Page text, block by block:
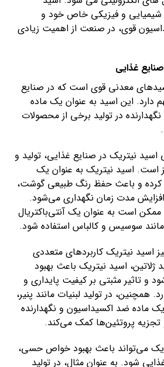
شیمیایی و فیزیکی خاص خود و
قوی، در صنعت از اهمیت زیادی
غذایی
معدنی قوی است که در صنایع
دارد. این اسید به عنوان یک ماده
در تولید برخی از محصولات
اسید نیتریک در صنایع غذایی، تولید و
است. اسید نیتریک به عنوان یک
کرده و باعث حفظ رنگ طبیعی گوشت،
مدت زمان نگهداری می‌شود.
است به عنوان یک آنتی‌باکتریال
سوسیس و کالباس استفاده شود.
اسید نیتریک کاربردهای متعددی
ژلاتین، اسید نیتریک باعث بهبود
و تاثیر مثبتی بر کیفیت پایداری و
در تولید لبنیات مانند پنیر،
ماده ضد اکسیداسیون و نگهدارنده
تجزیه پروتئین‌ها کمک می‌کند.
می‌تواند باعث بهبود خواص حسی،
شود. به عنوان مثال، در تولید